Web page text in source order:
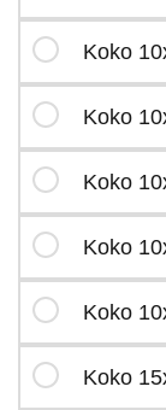
Koko
Koko
Koko
Koko
Koko
Koko